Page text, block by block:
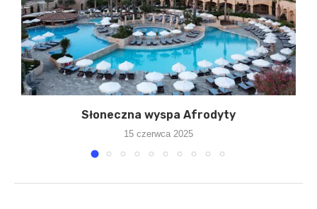
Słoneczna wyspa Afrodyty
15 czerwca 2025